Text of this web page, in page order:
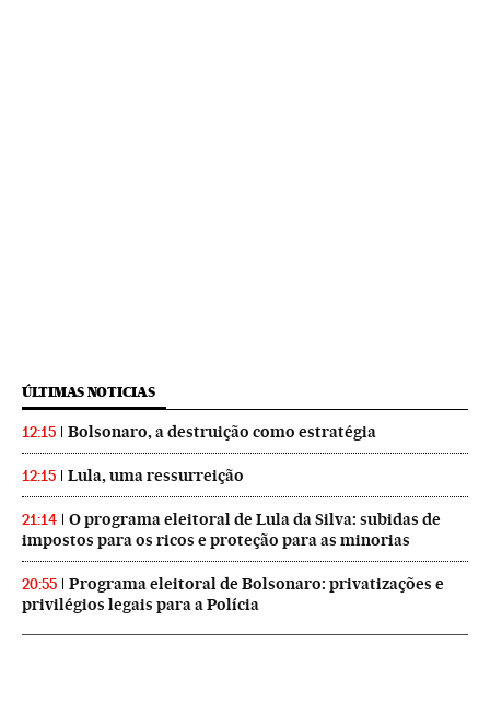
ÚLTIMAS NOTICIAS
12:15 Bolsonaro, a destruição como estratégia
12:15 Lula, uma ressurreição
21:14
O programa eleitoral de Lula da Silva: subidas de
impostos para os ricos e proteção para as minorias
20:55
Programa eleitoral de Bolsonaro: privatizações e
privilégios legais para a Polícia